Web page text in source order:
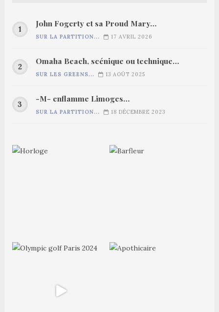
John Fogerty et sa Proud Mary…
SUR LA PARTITION... 17 AVRIL 2026
Omaha Beach, scénique ou technique…
SUR LES GREENS... 13 AOÛT 2025
-M- enflamme Limoges…
SUR LA PARTITION... 18 DÉCEMBRE 2023